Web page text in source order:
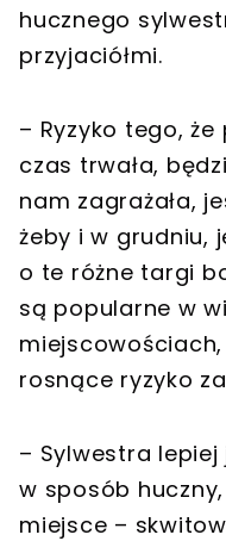
hucznego
przyjaciółmi.
– Ryzyko tego,
czas trwała,
nam zagrażała,
żeby i w grudniu,
o te różne targi
są popularne w
rosnące ryzyko
– Sylwestra
w sposób
miejsce –